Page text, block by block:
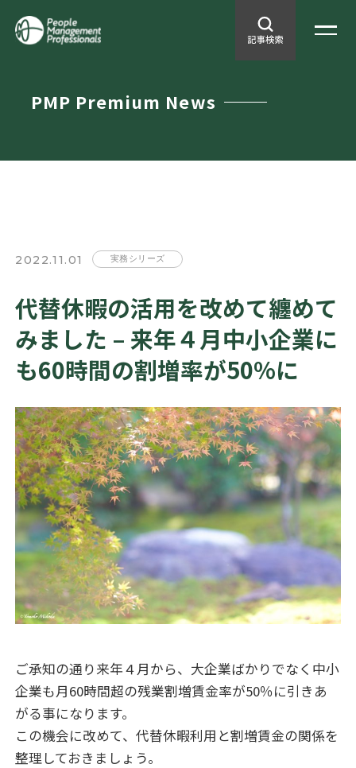
PMP Premium News
2022.11.01 実務シリーズ
代替休暇の活用を改めて纏めて
みました – 来年４月中小企業に
も60時間の割増率が50%に
ご承知の通り来年４月から、大企業ばかりでなく中小
企業も月60時間超の残業割増賃金率が50％に引きあ
がる事になります。
この機会に改めて、代替休暇利用と割増賃金の関係を
整理しておきましょう。